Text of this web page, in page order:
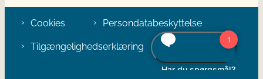
Cookies Persondatabeskyttelse
Tilgængelighedserklæring